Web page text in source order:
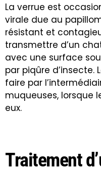
La verrue est
virale due au
résistant et
transmettre d’un
avec une surface
par piqûre d’insecte.
faire par
muqueuses, lorsque
eux.
Traitement